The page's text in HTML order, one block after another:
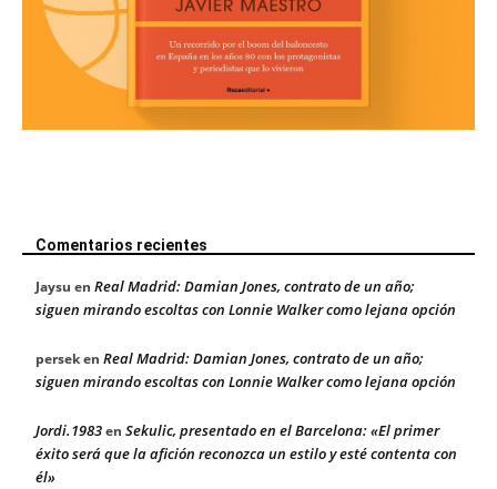
Comentarios recientes
Jaysu en Real Madrid: Damian Jones, contrato de un año;
siguen mirando escoltas con Lonnie Walker como lejana opción
perseken Real Madrid: Damian Jones, contrato de un año;
siguen mirando escoltas con Lonnie Walker como lejana opción
Jordi.1983en Sekulic, presentado en el Barcelona: «El primer
éxito será que la afición reconozca un estilo y esté contenta con
él»